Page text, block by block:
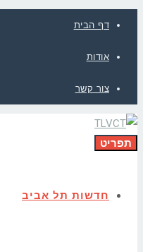
דף הבית
אודות
צור קשר
תפריט
חדשות תל אביב